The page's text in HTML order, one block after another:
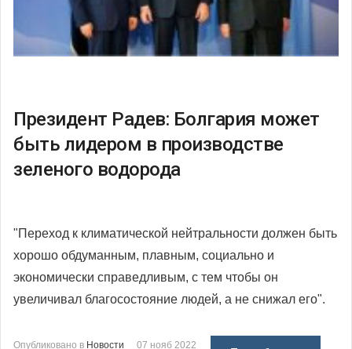
Президент Радев: Болгария может
быть лидером в производстве
зеленого водорода
"Переход к климатической нейтральности должен быть
хорошо обдуманным, плавным, социально и
экономически справедливым, с тем чтобы он
увеличивал благосостояние людей, а не снижал его".
Опубликовано в Новости 07 нояб 2022